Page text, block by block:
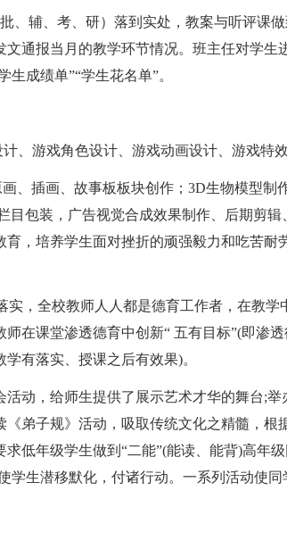
、辅、考、研）落到实处，教案与听评课
文通报当月的教学环节情况。班主任对学生
生成绩单”“学生花名单”。
、游戏角色设计、游戏动画设计、游戏特
、插画、故事板板块创作；3D生物模型制
目包装，广告视觉合成效果制作、后期剪
育，培养学生面对挫折的顽强毅力和吃苦耐
实，全校教师人人都是德育工作者，在教
在课堂渗透德育中创新“ 五有目标”(即渗
有落实、授课之后有效果)。
活动，给师生提供了展示艺术才华的舞台;
《弟子规》活动，吸取传统文化之精髓，根
低年级学生做到“二能”(能读、能背)高年级
学生潜移默化，付诸行动。一系列活动使